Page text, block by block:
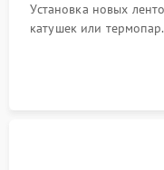
Установка новых
катушек или
дорожек. Очистка